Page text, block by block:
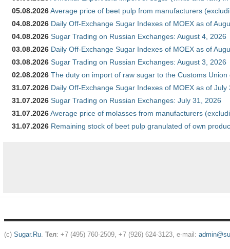
05.08.2026Average price of beet pulp from manufacturers
04.08.2026 Daily Off-Exchange Sugar Indexes of MOEX as of
04.08.2026 Sugar Trading on Russian Exchanges: August 4, 2026
03.08.2026 Daily Off-Exchange Sugar Indexes of MOEX as of
03.08.2026 Sugar Trading on Russian Exchanges: August 3, 2026
02.08.2026 The duty on import of raw sugar to the Customs
31.07.2026 Daily Off-Exchange Sugar Indexes of MOEX as of July
31.07.2026 Sugar Trading on Russian Exchanges: July 31, 2026
31.07.2026Average price of molasses from manufacturers
31.07.2026 Remaining stock of beet pulp granulated of own
(c) Sugar.Ru. Тел: +7 (495) 760-2509, +7 (926) 624-3123, e-mail: